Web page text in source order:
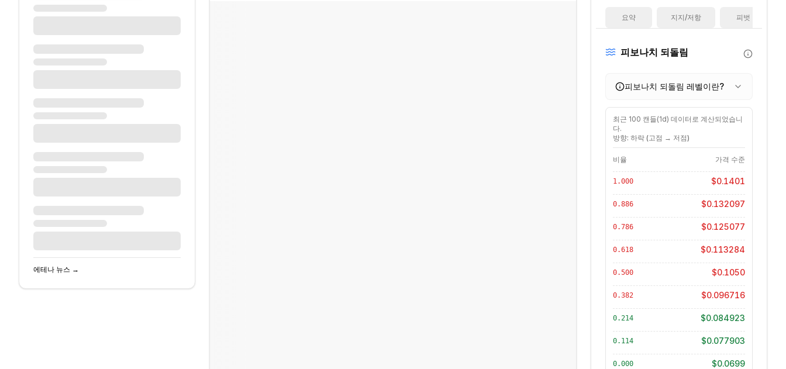
에테나 뉴스 →
요약 지지/저항 피벗
피보나치 되돌림
피보나치 되돌림 레벨이란?
최근 100 캔들(1d) 데이터로 계산되었습니
다.
방향: 하락 (고점 → 저점)
비율 가격 수준
1.000 $0.1401
0.886 $0.132097
0.786 $0.125077
0.618 $0.113284
0.500 $0.1050
0.382 $0.096716
0.214 $0.084923
0.114 $0.077903
0.000 $0.0699